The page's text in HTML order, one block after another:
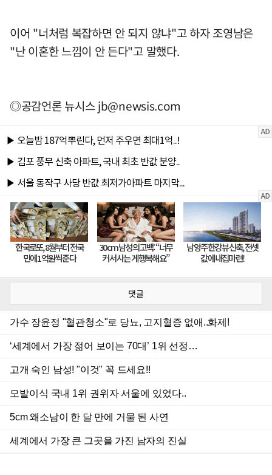
이어 "너처럼 복잡하면 안 되지 않냐"고 하자 조영남은
"난 이혼한 느낌이 안 든다"고 말했다.
◎공감언론 뉴시스jb@newsis.com
댓글